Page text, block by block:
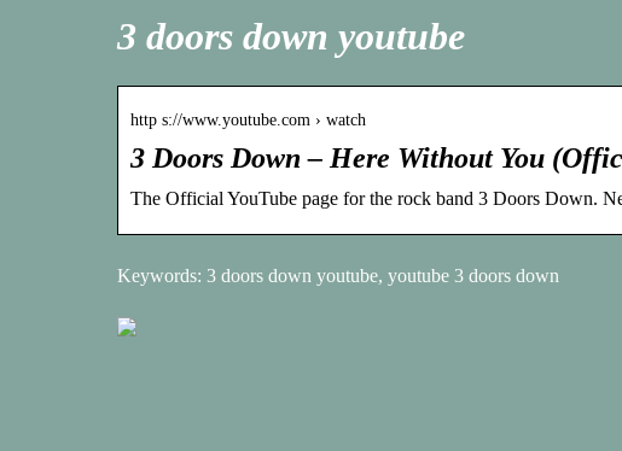
3 doors down youtube
http s://www.youtube.com › watch
3 Doors Down – Here Without You
The Official YouTube page for the rock band 3 Doors Down.
Keywords: 3 doors down youtube, youtube 3 doors down